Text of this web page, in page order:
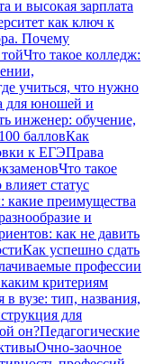
и высокая зарплата
как ключ к
Почему
Что такое колледж:
учиться, что нужно
для юношей и
инженер: обучение,
балловКак
к ЕГЭПрава
Что такое
статус
какие преимущества
и
как не давить
Как успешно сдать
профессии
критериям
в вузе: тип, названия,
для
он?Педагогические
Очно-заочное